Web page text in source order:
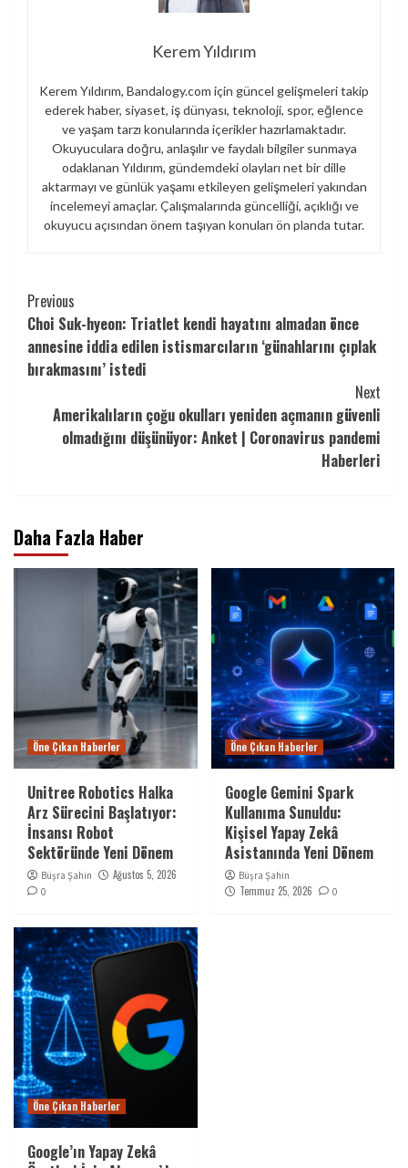
Kerem Yıldırım
Kerem Yıldırım, Bandalogy.com için güncel gelişmeleri takip
ederek haber, siyaset, iş dünyası, teknoloji, spor, eğlence
ve yaşam tarzı konularında içerikler hazırlamaktadır.
Okuyuculara doğru, anlaşılır ve faydalı bilgiler sunmaya
odaklanan Yıldırım, gündemdeki olayları net bir dille
aktarmayı ve günlük yaşamı etkileyen gelişmeleri yakından
incelemeyi amaçlar. Çalışmalarında güncelliği, açıklığı ve
okuyucu açısından önem taşıyan konuları ön planda tutar.
Continue
Reading
Previous
Choi Suk-hyeon: Triatlet kendi hayatını almadan önce
annesine iddia edilen istismarcıların ‘günahlarını çıplak
bırakmasını’ istedi
Next
Amerikalıların çoğu okulları yeniden açmanın güvenli
olmadığını düşünüyor: Anket | Coronavirus pandemi
Haberleri
Daha Fazla Haber
Öne Çıkan Haberler
Unitree Robotics Halka
Arz Sürecini Başlatıyor:
İnsansı Robot
Sektöründe Yeni Dönem
Büşra Şahin Ağustos 5, 2026
0
Öne Çıkan Haberler
Google Gemini Spark
Kullanıma Sunuldu:
Kişisel Yapay Zekâ
Asistanında Yeni Dönem
Büşra Şahin
Temmuz 25, 2026 0
Öne Çıkan Haberler
Google’ın Yapay Zekâ